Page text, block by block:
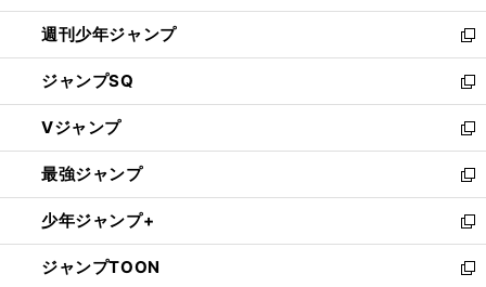
開
く
週刊少年ジャンプ
新
し
い
ウ
ィ
ン
ド
ウ
で
開
く
ジャンプSQ
新
し
い
ウ
ィ
ン
ド
ウ
で
Vジャンプ
新
し
い
ウ
ィ
ン
ド
最強ジャンプ
新
し
い
ウ
ィ
少年ジャンプ+
新
し
い
ジャンプTOON
新